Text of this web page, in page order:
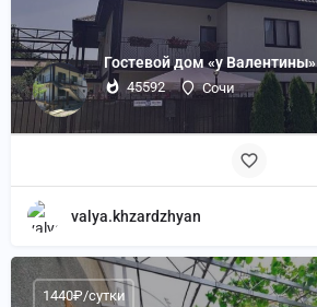
Гостевой дом «у Валентины»
45592 Сочи
valya.khzardzhyan
1440₽/сутки